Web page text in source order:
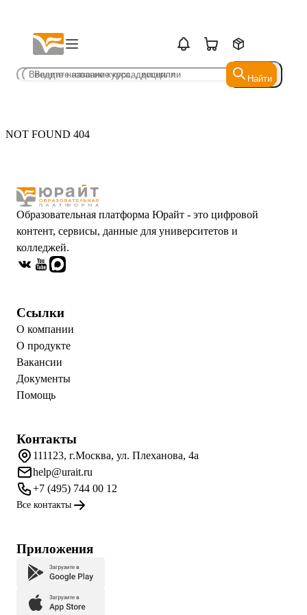
Найти
Найти
NOT FOUND 404
Образовательная платформа Юрайт - это цифровой
контент, сервисы, данные для университетов и
колледжей.
Ссылки
О компании
О продукте
Вакансии
Документы
Помощь
Контакты
111123, г.Москва, ул. Плеханова, 4а
help@urait.ru
+7 (495) 744 00 12
Все контакты
Приложения